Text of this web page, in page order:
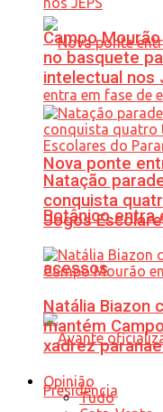
Nova ponte
Botânico entra
acessos
Campo
no basquete
intelectual nos
Natação
conquista
Jogos
Natália Biazon
mantém
xadrez
Opinião
Tudo